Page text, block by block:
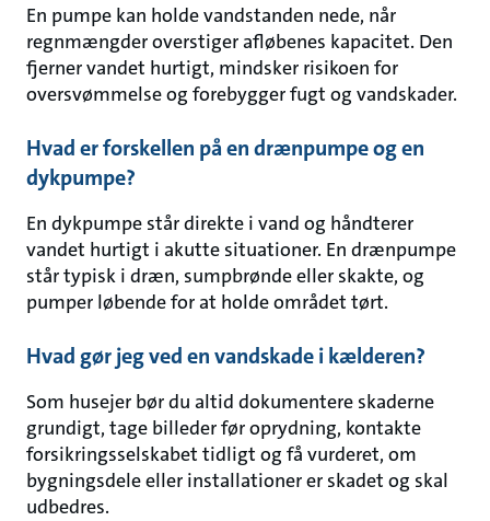
En pumpe kan holde vandstanden nede, når
regnmængder overstiger afløbenes kapacitet. Den
fjerner vandet hurtigt, mindsker risikoen for
oversvømmelse og forebygger fugt og vandskader.
Hvad er forskellen på en drænpumpe og en
dykpumpe?
En dykpumpe står direkte i vand og håndterer
vandet hurtigt i akutte situationer. En drænpumpe
står typisk i dræn, sumpbrønde eller skakte, og
pumper løbende for at holde området tørt.
Hvad gør jeg ved en vandskade i kælderen?
Som husejer bør du altid dokumentere skaderne
grundigt, tage billeder før oprydning, kontakte
forsikringsselskabet tidligt og få vurderet, om
bygningsdele eller installationer er skadet og skal
udbedres.